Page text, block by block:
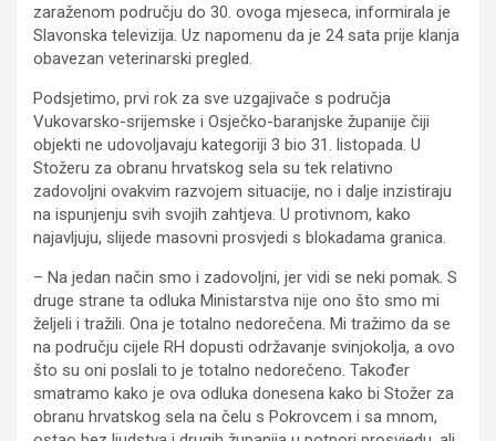
zaraženom području do 30. ovoga mjeseca, informirala je
Slavonska televizija. Uz napomenu da je 24 sata prije klanja
obavezan veterinarski pregled.
Podsjetimo, prvi rok za sve uzgajivače s područja
Vukovarsko-srijemske i Osječko-baranjske županije čiji
objekti ne udovoljavaju kategoriji 3 bio 31. listopada. U
Stožeru za obranu hrvatskog sela su tek relativno
zadovoljni ovakvim razvojem situacije, no i dalje inzistiraju
na ispunjenju svih svojih zahtjeva. U protivnom, kako
najavljuju, slijede masovni prosvjedi s blokadama granica.
– Na jedan način smo i zadovoljni, jer vidi se neki pomak. S
druge strane ta odluka Ministarstva nije ono što smo mi
željeli i tražili. Ona je totalno nedorečena. Mi tražimo da se
na području cijele RH dopusti održavanje svinjokolja, a ovo
što su oni poslali to je totalno nedorečeno. Također
smatramo kako je ova odluka donesena kako bi Stožer za
obranu hrvatskog sela na čelu s Pokrovcem i sa mnom,